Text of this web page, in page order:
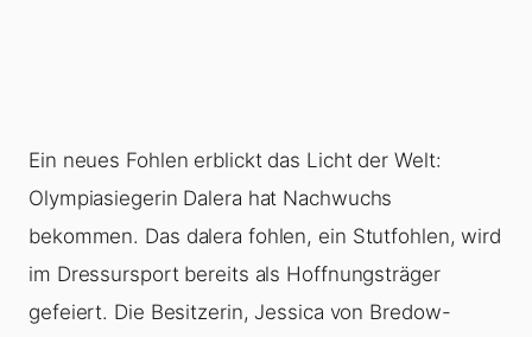
Ein neues Fohlen erblickt das Licht der Welt:
Olympiasiegerin Dalera hat Nachwuchs
bekommen. Das dalera fohlen, ein Stutfohlen, wird
im Dressursport bereits als Hoffnungsträger
gefeiert. Die Besitzerin, Jessica von Bredow-